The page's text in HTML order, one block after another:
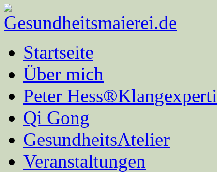
Startseite
Über mich
Peter
Qi Gong
GesundheitsAtelier
Veranstaltungen